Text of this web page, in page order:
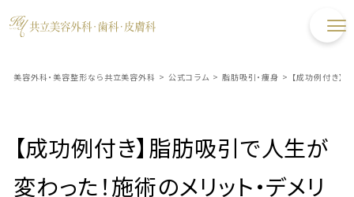
美容外科・美容整形なら共立美容外科 > 公式コラム > 脂肪吸引・痩身 > 【成功例付き】
【成功例付き】脂肪吸引で人生が
変わった！施術のメリット・デメリ